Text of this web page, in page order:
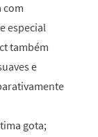
com
especial
também
e
gota;